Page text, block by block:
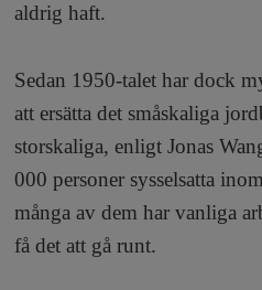
aldrig haft.
Sedan 1950-talet har dock
att ersätta det småskaliga
storskaliga, enligt Jonas
000 personer sysselsatta
många av dem har vanliga
få det att gå runt.